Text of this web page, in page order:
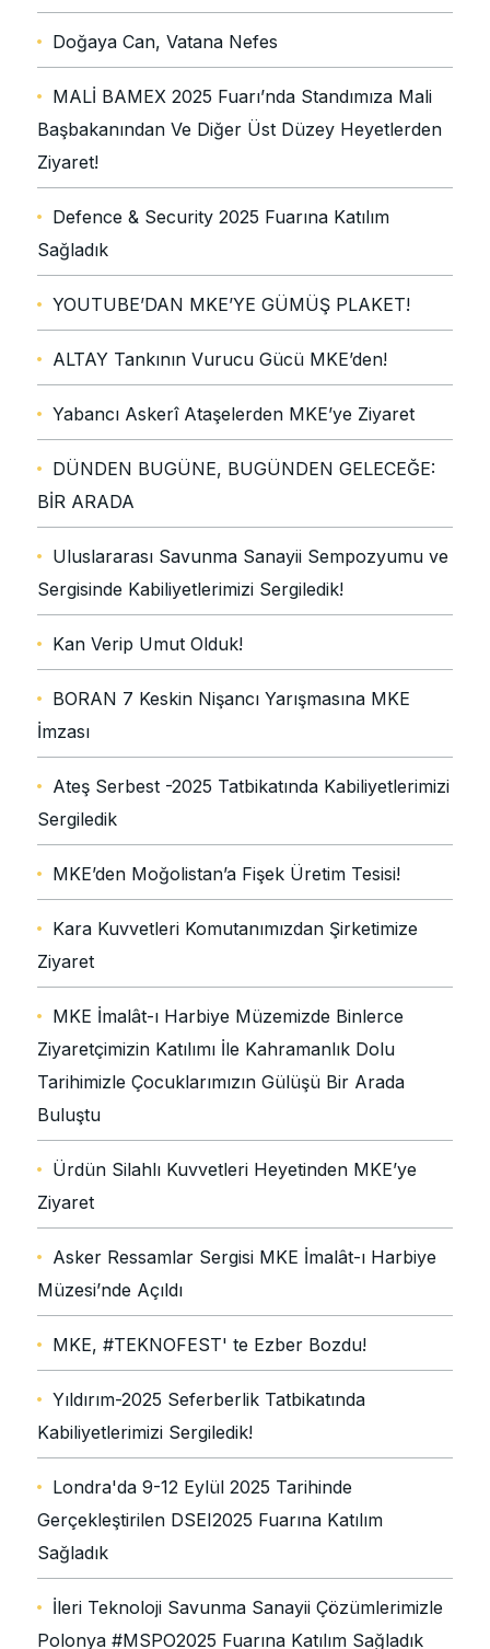
Doğaya Can, Vatana Nefes
MALİ BAMEX 2025 Fuarı’nda Standımıza Mali
Başbakanından Ve Diğer Üst Düzey Heyetlerden
Ziyaret!
Defence & Security 2025 Fuarına Katılım
Sağladık
YOUTUBE’DAN MKE’YE GÜMÜŞ PLAKET!
ALTAY Tankının Vurucu Gücü MKE’den!
Yabancı Askerî Ataşelerden MKE’ye Ziyaret
DÜNDEN BUGÜNE, BUGÜNDEN GELECEĞE:
BİR ARADA
Uluslararası Savunma Sanayii Sempozyumu ve
Sergisinde Kabiliyetlerimizi Sergiledik!
Kan Verip Umut Olduk!
BORAN 7 Keskin Nişancı Yarışmasına MKE
İmzası
Ateş Serbest -2025 Tatbikatında Kabiliyetlerimizi
Sergiledik
MKE’den Moğolistan’a Fişek Üretim Tesisi!
Kara Kuvvetleri Komutanımızdan Şirketimize
Ziyaret
MKE İmalât-ı Harbiye Müzemizde Binlerce
Ziyaretçimizin Katılımı İle Kahramanlık Dolu
Tarihimizle Çocuklarımızın Gülüşü Bir Arada
Buluştu
Ürdün Silahlı Kuvvetleri Heyetinden MKE’ye
Ziyaret
Asker Ressamlar Sergisi MKE İmalât-ı Harbiye
Müzesi’nde Açıldı
MKE, #TEKNOFEST' te Ezber Bozdu!
Yıldırım-2025 Seferberlik Tatbikatında
Kabiliyetlerimizi Sergiledik!
Londra'da 9-12 Eylül 2025 Tarihinde
Gerçekleştirilen DSEI2025 Fuarına Katılım
Sağladık
İleri Teknoloji Savunma Sanayii Çözümlerimizle
Polonya #MSPO2025 Fuarına Katılım Sağladık